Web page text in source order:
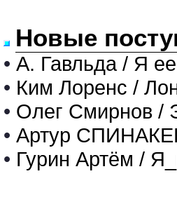
Новые
• А. Гавльда / Я
• Ким Лоренс /
• Олег Смирнов /
• Артур
• Гурин Артём /